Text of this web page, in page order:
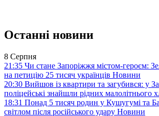
Останні новини
8 Серпня
21:35 Чи стане Запоріжжя містом-героєм:
на петицію 25 тисяч українців Новини
20:30 Вийшов із квартири та загубився: у
поліцейські знайшли рідних малолітнього
18:31 Понад 5 тисяч родин у Кушугумі та
світлом після російського удару Новини